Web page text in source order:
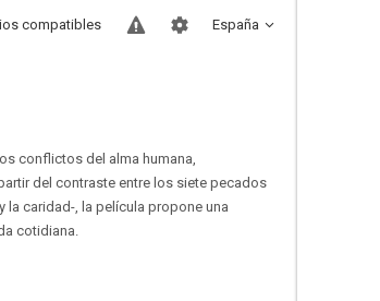
España
compatibles
conflictos del alma humana,
del contraste entre los siete pecados
la caridad-, la película propone una
cotidiana.